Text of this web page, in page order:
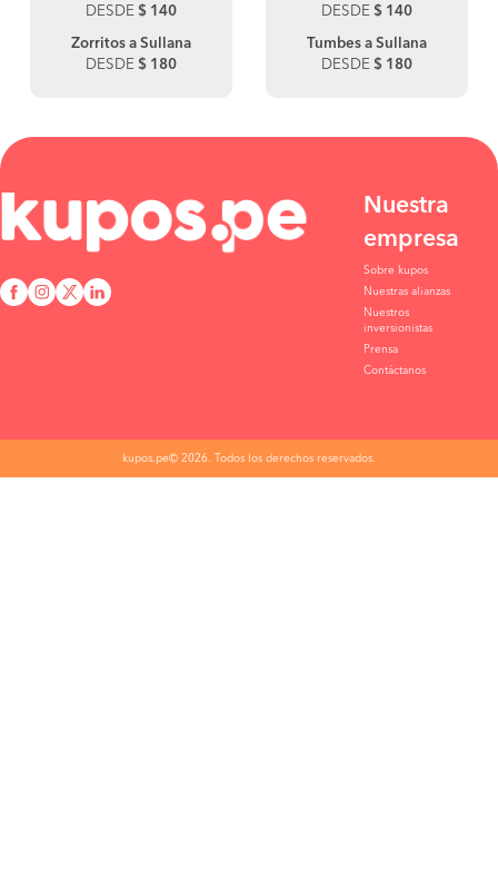
DESDE $ 140
Zorritos a Sullana
DESDE $ 180
DESDE $ 140
Tumbes a Sullana
DESDE $ 180
Nuestra
empresa
Sobre kupos
Nuestras alianzas
Nuestros
inversionistas
Prensa
Contáctanos
kupos.pe© 2026. Todos los derechos reservados.